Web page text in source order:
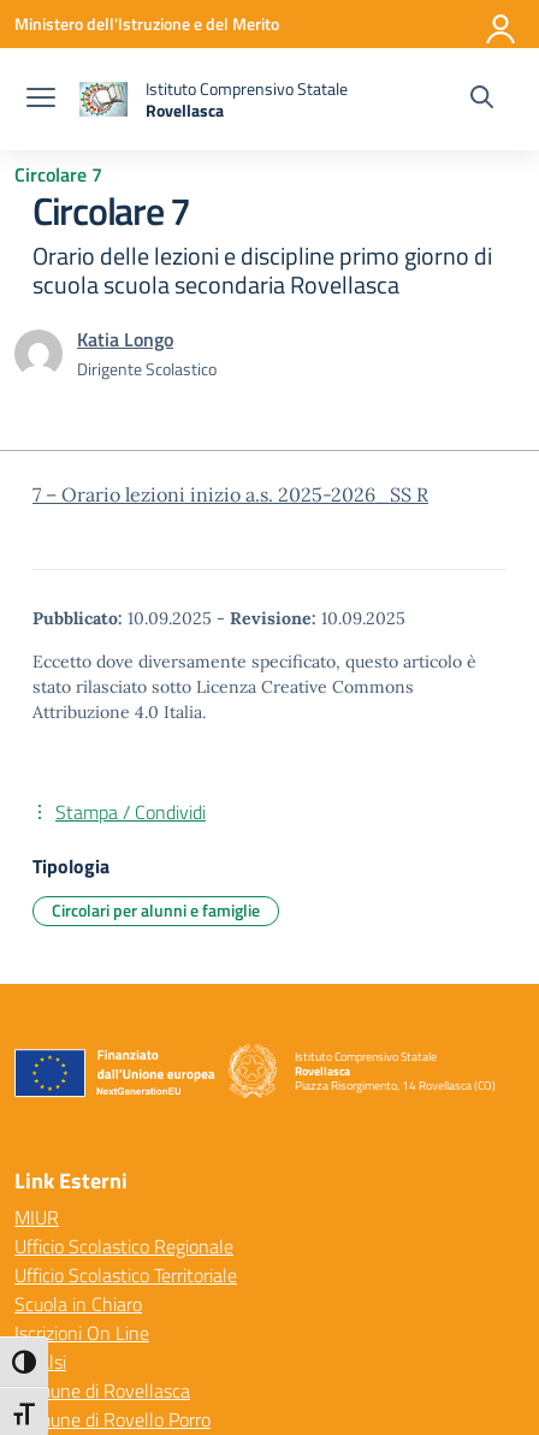
Attiva/disattiva alto contrasto
Attiva/disattiva dimensione testo
Vai ai contenuti
Vai al menu di navigazione
Vai al footer
Ministero dell'Istruzione e del Merito
Istituto Comprensivo Statale
Rovellasca
Circolare 7
Circolare 7
Orario delle lezioni e discipline primo giorno di
scuola scuola secondaria Rovellasca
Katia Longo
Dirigente Scolastico
7 – Orario lezioni inizio a.s. 2025-2026_SS R
Pubblicato: 10.09.2025 - Revisione: 10.09.2025
Eccetto dove diversamente specificato, questo articolo è
stato rilasciato sotto Licenza Creative Commons
Attribuzione 4.0 Italia.
Stampa / Condividi
Tipologia
Circolari per alunni e famiglie
Istituto Comprensivo Statale
Rovellasca
Piazza Risorgimento, 14 Rovellasca (CO)
— Visita la pagina iniziale della scuola
Link Esterni
MIUR
Ufficio Scolastico Regionale
Ufficio Scolastico Territoriale
Scuola in Chiaro
Iscrizioni On Line
Invalsi
Comune di Rovellasca
Comune di Rovello Porro